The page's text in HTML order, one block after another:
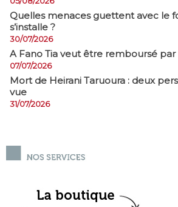
Quelles menaces guettent avec le
s’installe ?
30/07/2026
A Fano Tia veut être remboursé par
07/07/2026
Mort de Heirani Taruoura : deux
vue
31/07/2026